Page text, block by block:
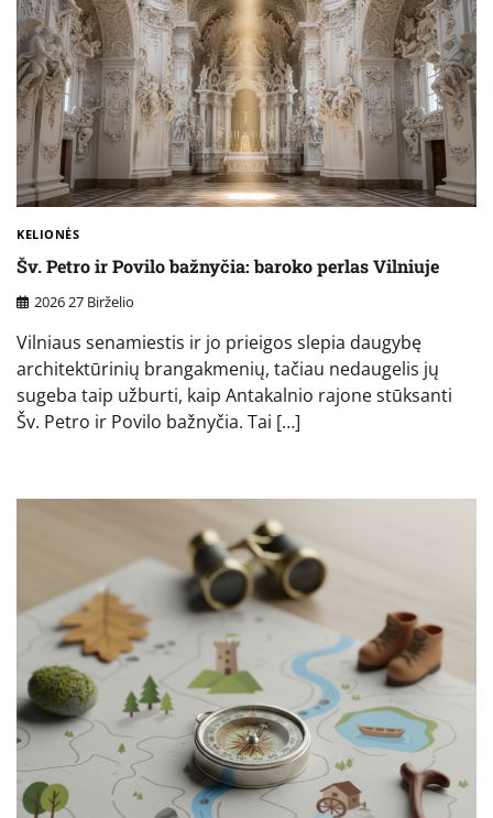
KELIONĖS
Šv. Petro ir Povilo bažnyčia: baroko perlas Vilniuje
2026 27 Birželio
Vilniaus senamiestis ir jo prieigos slepia daugybę
architektūrinių brangakmenių, tačiau nedaugelis jų
sugeba taip užburti, kaip Antakalnio rajone stūksanti
Šv. Petro ir Povilo bažnyčia. Tai […]